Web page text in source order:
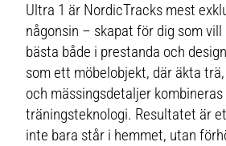
Ultra 1 är NordicTracks mest
någonsin – skapat för dig som
bästa både i prestanda och
som ett möbelobjekt, där äkta
och mässingsdetaljer
tränings­teknologi. Resultatet är
inte bara står i hemmet, utan